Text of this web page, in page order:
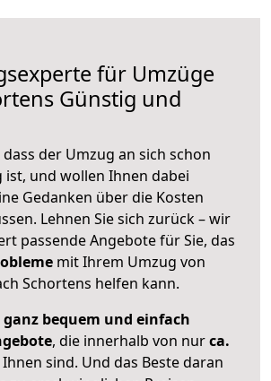
für Umzüge
Günstig und
der Umzug an sich schon
ist, und wollen Ihnen dabei
Gedanken über die Kosten
Lehnen Sie sich zurück – wir
passende Angebote für Sie, das
mit Ihrem Umzug von
Schortens helfen kann.
ganz bequem und einfach
, die innerhalb von nurca.
sind. Und das Beste daran